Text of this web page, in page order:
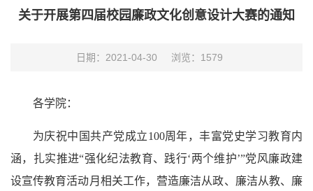
关于开展第四届校园廉政文化创意设计大赛的通知
日期：2021-04-30 浏览： 1579
各学院：
为庆祝中国共产党成立100周年，丰富党史学习教育内
涵，扎实推进“强化纪法教育、践行‘两个维护’”党风廉政建
设宣传教育活动月相关工作，营造廉洁从政、廉洁从教、廉